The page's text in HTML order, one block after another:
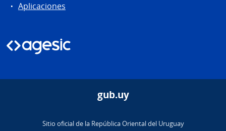
Aplicaciones
gub.uy
Sitio oficial de la República Oriental del Uruguay